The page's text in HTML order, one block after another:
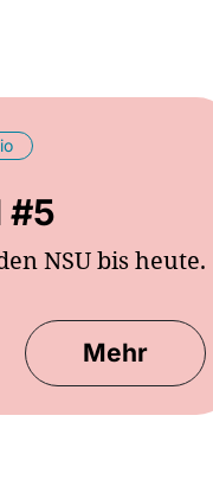
#5
NSU bis heute.
Mehr